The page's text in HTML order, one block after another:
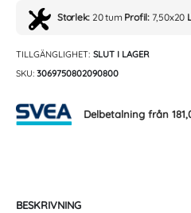
Storlek: 20 tum Profil:7,50x20
TILLGÄNGLIGHET: SLUT I LAGER
SKU 3069750802090800
Delbetalning från
BESKRIVNING